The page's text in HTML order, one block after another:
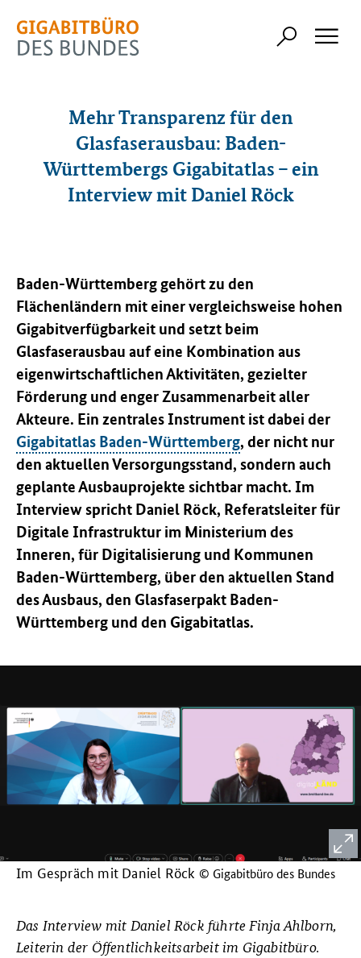
Mehr Transparenz für den
Glasfaserausbau: Baden-
Württembergs Gigabitatlas – ein
Interview mit Daniel Röck
Baden-Württemberg gehört zu den
Flächenländern mit einer vergleichsweise hohen
Gigabitverfügbarkeit und setzt beim
Glasfaserausbau auf eine Kombination aus
eigenwirtschaftlichen Aktivitäten, gezielter
Förderung und enger Zusammenarbeit aller
Akteure. Ein zentrales Instrument ist dabei der
Gigabitatlas Baden-Württemberg, der nicht nur
den aktuellen Versorgungsstand, sondern auch
geplante Ausbauprojekte sichtbar macht. Im
Interview spricht Daniel Röck, Referatsleiter für
Digitale Infrastruktur im Ministerium des
Inneren, für Digitalisierung und Kommunen
Baden-Württemberg, über den aktuellen Stand
des Ausbaus, den Glasfaserpakt Baden-
Württemberg und den Gigabitatlas.
Im Gespräch mit Daniel Röck © Gigabitbüro des Bundes
Das Interview mit Daniel Röck führte Finja Ahlborn,
Leiterin der Öffentlichkeitsarbeit im Gigabitbüro.